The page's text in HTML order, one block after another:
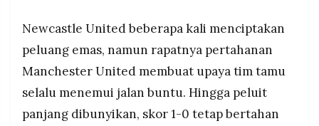
Newcastle United beberapa kali menciptakan
peluang emas, namun rapatnya pertahanan
Manchester United membuat upaya tim tamu
selalu menemui jalan buntu. Hingga peluit
panjang dibunyikan, skor 1-0 tetap bertahan